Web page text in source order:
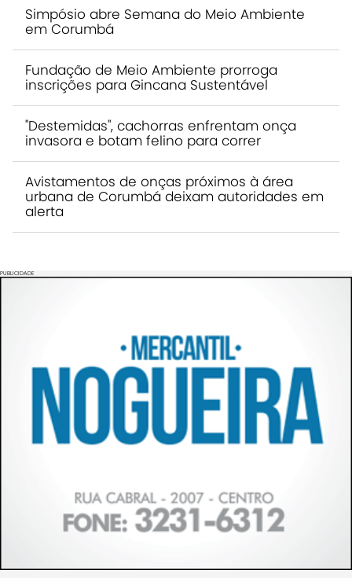
Simpósio abre Semana do Meio Ambiente
em Corumbá
Fundação de Meio Ambiente prorroga
inscrições para Gincana Sustentável
"Destemidas", cachorras enfrentam onça
invasora e botam felino para correr
Avistamentos de onças próximos à área
urbana de Corumbá deixam autoridades em
alerta
PUBLICIDADE